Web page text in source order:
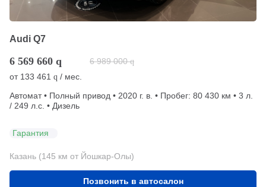
Audi Q7
6 569 660 q 6 989 000 q
от 133 461 q / мес.
Автомат • Полный привод • 2020 г. в. • Пробег: 80 430 км • 3 л.
/ 249 л.с. • Дизель
Гарантия
Казань (145 км от Йошкар-Олы)
Позвонить в автосалон